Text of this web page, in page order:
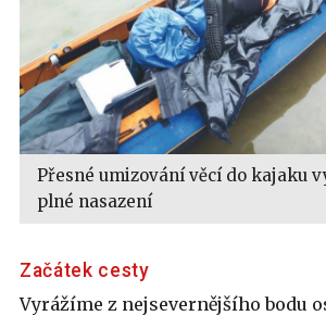
Přesné umizování věcí do kajaku
plné nasazení
Začátek cesty
Vyrážíme z nejsevernějšího bodu